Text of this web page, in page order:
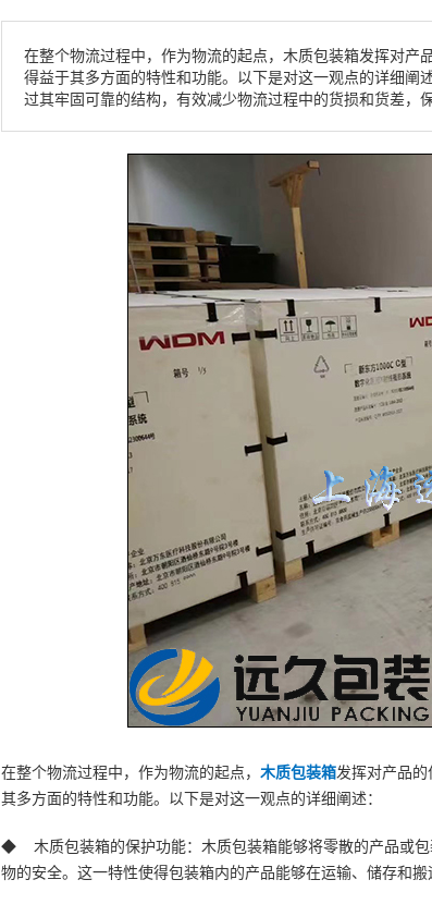
在整个物流过程中，作为物流的起点，木质包装箱发挥对
得益于其多方面的特性和功能。以下是对这一观点的详细
过其牢固可靠的结构，有效减少物流过程中的货损和货差，
在整个物流过程中，作为物流的起点， 木质包装箱发挥对产品
其多方面的特性和功能。以下是对这一观点的详细阐述：
◆ 木质包装箱的保护功能：木质包装箱能够将零散的产品或包
物的安全。这一特性使得包装箱内的产品能够在运输、储存和